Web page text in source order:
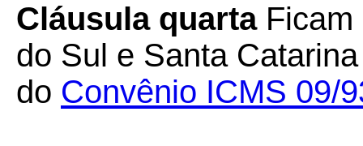
Cláusula quartaFicam
do Sul e Santa
do Convênio ICMS 09/